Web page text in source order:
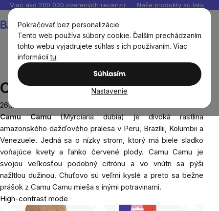
Pokračovať bez personalizácie
Tento web používa súbory cookie. Ďalším prechádzaním
tohto webu vyjadrujete súhlas s ich používaním. Viac
informáciítu.
Súhlasím
Nastavenie
Prejsť
obsah
Viac ako 200 000 overených recenzií Naše produkty sú
košík
Camu Camu
26.7.2021
Camu Camu
(Myrciaria dubia)jedivoká rastlina
amazonského dažďového pralesa v Peru, Brazílii, Kolumbii a
Venezuele. Jedná sa o nízky strom, ktorý má biele sladko
voňajúce kvety a ľahko červené plody. Camu Camu je
svojou veľkosťou podobný citrónu a vo vnútri sa pýši
nažltlou dužinou. Chuťovo sú veľmi kyslé a preto sa bežne
prášok z Camu Camu mieša s inými potravinami.
High-contrast mode